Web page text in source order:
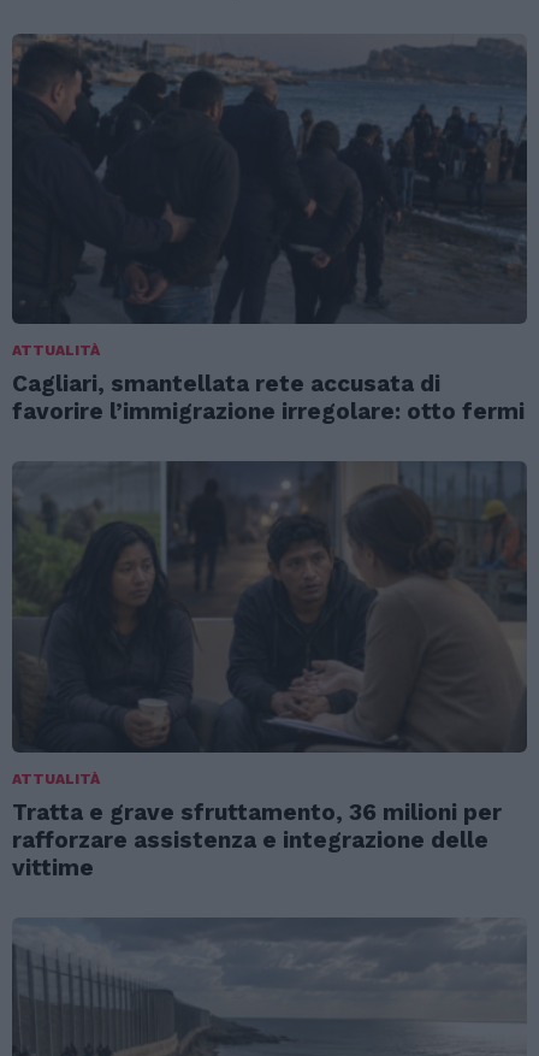
ATTUALITÀ
Cagliari, smantellata rete accusata di
favorire l’immigrazione irregolare: otto fermi
ATTUALITÀ
Tratta e grave sfruttamento, 36 milioni per
rafforzare assistenza e integrazione delle
vittime